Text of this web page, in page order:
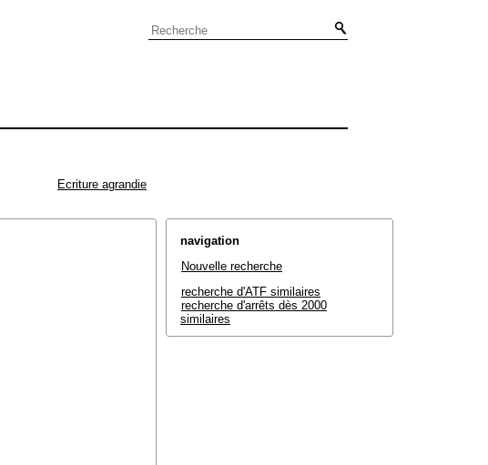
Ecriture agrandie
navigation
Nouvelle recherche
recherche d'ATF similaires
recherche d'arrêts dès 2000
similaires